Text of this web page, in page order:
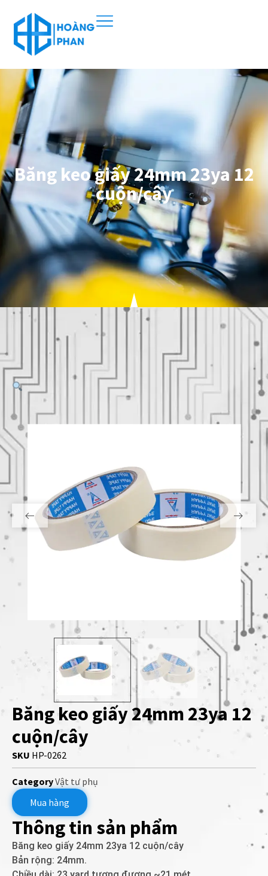
Băng keo giấy 24mm 23ya 12
cuộn/cây
Băng keo giấy 24mm 23ya 12
cuộn/cây
SKU HP-0262
CategoryVật tư phụ
Mua hàng
Thông tin sản phẩm
Băng keo giấy 24mm 23ya 12 cuộn/cây
Bản rộng: 24mm.